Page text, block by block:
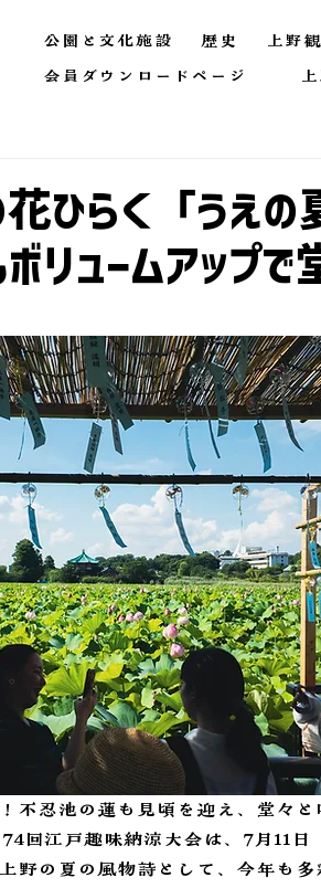
公園と文化施設 歴史 上野
会員ダウンロードページ
ひらく「うえの
ュームアップ
不忍池の蓮も見頃を迎え、堂々
回江戸趣味納涼大会は、7月11日
野の夏の風物詩として、今年も